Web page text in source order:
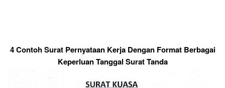
4 Contoh Surat Pernyataan Kerja Dengan Format Berbagai
Keperluan Tanggal Surat Tanda